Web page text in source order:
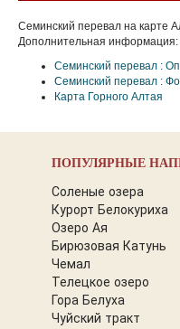
Семинский перевал на карте
Дополнительная информация:
Семинский перевал :
Семинский перевал :
Карта Горного Алтая
ПОПУЛЯРНЫЕ
Соленые озера
Курорт Белокуриха
Озеро Ая
Бирюзовая Катунь
Чемал
Телецкое озеро
Гора Белуха
Чуйский тракт